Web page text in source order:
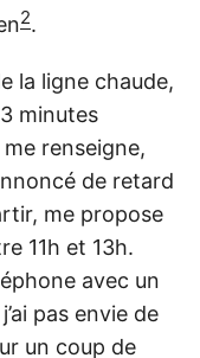
2.
la ligne chaude,
minutes
renseigne,
de retard
me propose
11h et 13h.
avec un
pas envie de
un coup de